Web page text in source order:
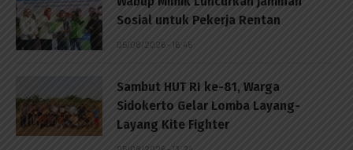
Sosial untuk Pekerja Rentan
05/08/2026 - 16:45
Sambut HUT RI ke-81, Warga
Sidokerto Gelar Lomba Layang-
Layang Kite Fighter